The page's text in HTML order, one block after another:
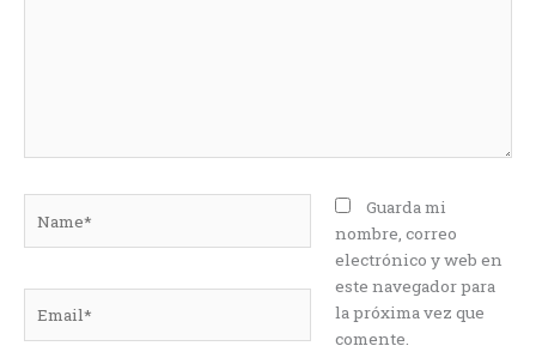
Guarda mi
nombre, correo
electrónico y web en
este navegador para
la próxima vez que
comente.